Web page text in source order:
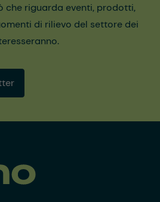
che riguarda eventi, prodotti,
di rilievo del settore dei